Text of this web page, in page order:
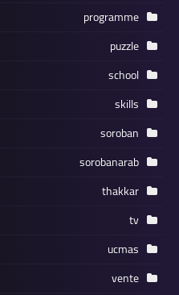
programme
puzzle
school
skills
soroban
sorobanarab
thakkar
tv
ucmas
vente